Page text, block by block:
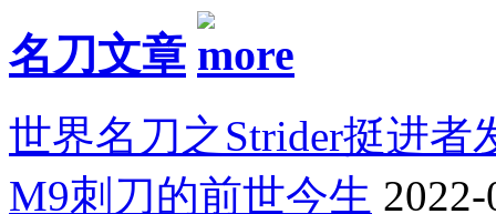
名刀文章
世界名刀之Strider挺进者
M9刺刀的前世今生